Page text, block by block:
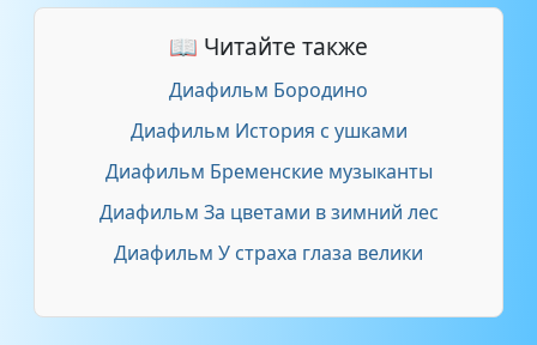
📖 Читайте также
Диафильм Бородино
Диафильм История с ушками
Диафильм Бременские музыканты
Диафильм За цветами в зимний лес
Диафильм У страха глаза велики